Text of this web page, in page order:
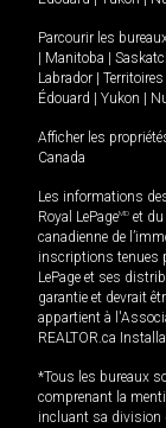
Parcourir les
Manitoba
Labrador
Édouard
Yukon
Afficher les
Canada
Les informations
Royal LePageMD et
canadienne de
inscriptions tenues
LePage et ses
garantie et devrait
appartient à
REALTOR.ca
*Tous les bureaux
comprenant la
incluant sa division